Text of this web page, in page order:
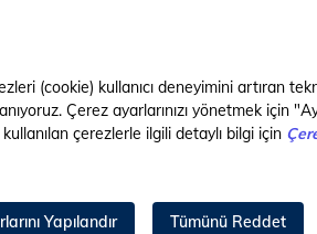
ve numara taşıma
Modda Görüntüle EN (Translate)
ve KVKK Çerez Ayarları